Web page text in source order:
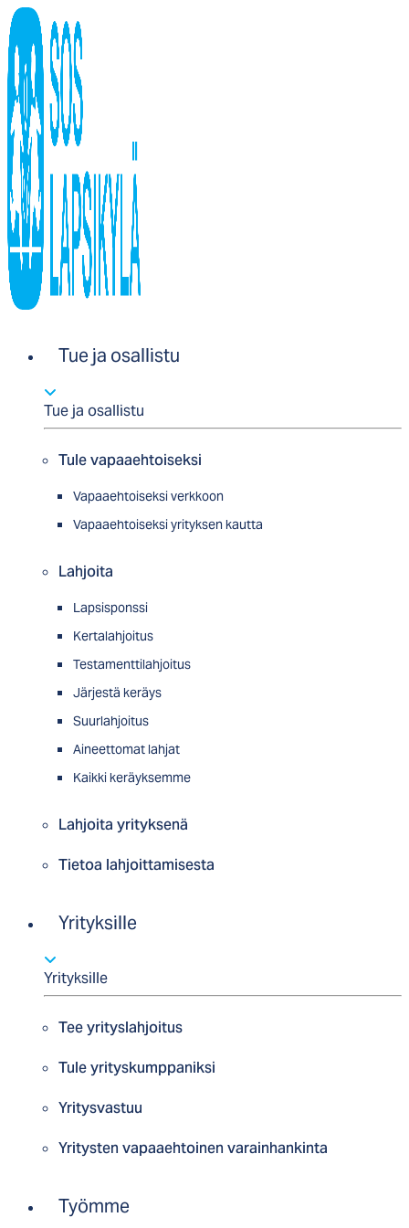
Tue ja osallistu
Tue ja osallistu
Tule vapaaehtoiseksi
Vapaaehtoiseksi verkkoon
Vapaaehtoiseksi yrityksen kautta
Lahjoita
Lapsisponssi
Kertalahjoitus
Testamenttilahjoitus
Järjestä keräys
Suurlahjoitus
Aineettomat lahjat
Kaikki keräyksemme
Lahjoita yrityksenä
Tietoa lahjoittamisesta
Yrityksille
Yrityksille
Tee yrityslahjoitus
Tule yrityskumppaniksi
Yritysvastuu
Yritysten vapaaehtoinen varainhankinta
Työmme